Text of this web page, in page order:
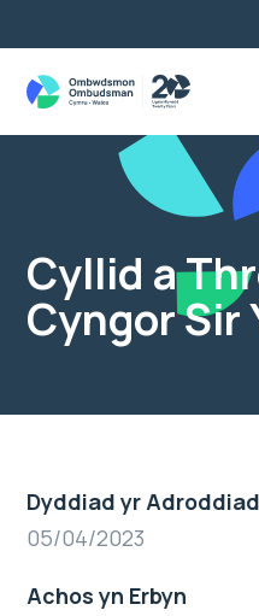
Cyllid a
Cyngor Sir
Dyddiad yr Adroddiad
05/04/2023
Achos yn Erbyn